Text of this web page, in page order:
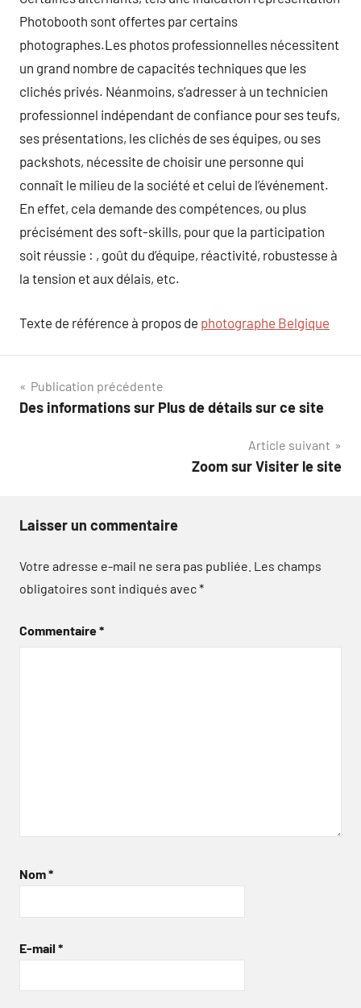
Photobooth sont offertes par certains
photographes.Les photos professionnelles nécessitent
un grand nombre de capacités techniques que les
clichés privés. Néanmoins, s’adresser à un technicien
professionnel indépendant de confiance pour ses teufs,
ses présentations, les clichés de ses équipes, ou ses
packshots, nécessite de choisir une personne qui
connaît le milieu de la société et celui de l’événement.
En effet, cela demande des compétences, ou plus
précisément des soft-skills, pour que la participation
soit réussie : , goût du d’équipe, réactivité, robustesse à
la tension et aux délais, etc.
Texte de référence à propos de photographe Belgique
Navigation
de
Publication précédente
Des informations sur Plus de détails sur ce site
Article suivant
Zoom sur Visiter le site
Laisser un commentaire
Votre adresse e-mail ne sera pas publiée. Les champs
obligatoires sont indiqués avec*
Commentaire*
Nom*
E-mail *